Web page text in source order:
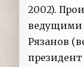
2002).
ведущими
Рязанов